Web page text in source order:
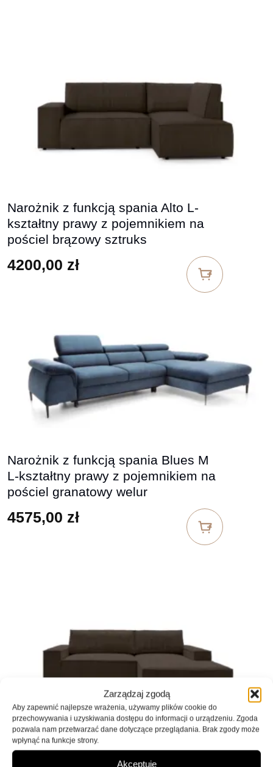
Zarządzaj zgodą
Aby zapewnić najlepsze wrażenia, używamy plików cookie do
przechowywania i uzyskiwania dostępu do informacji o urządzeniu. Zgoda
pozwala nam przetwarzać dane dotyczące przeglądania. Brak zgody może
wpłynąć na funkcje strony.
Akceptuję
Narożnik z funkcją spania Alto L-
kształtny prawy z pojemnikiem na
pościel brązowy sztruks
4200,00 zł
Narożnik z funkcją spania Blues M
L-kształtny prawy z pojemnikiem na
pościel granatowy welur
4575,00 zł
Narożnik z funkcją spania Alto M L-